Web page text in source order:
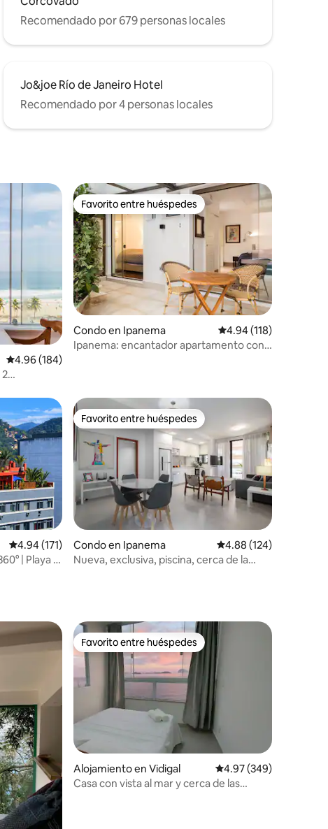
Recomendado por 679 personas locales
Jo&joe Río de Janeiro Hotel
Recomendado por 4 personas locales
Calificación promedio: 4.96 de 5, 184 reseñas
4.96 (184)
Favorito entre huéspedes
Favorito entre huéspedes
Condo en Ipanema Calificación promedio:
4.94 (118)
Ipanema: encantador apartamento con
Calificación promedio: 4.94 de 5, 171 reseñas
4.94 (171)
| Playa |
Favorito entre huéspedes
Favorito entre huéspedes
Condo en Ipanema Calificación promedio:
4.88 (124)
Nueva, exclusiva, piscina, cerca de la
Favorito entre huéspedes
Favorito entre huéspedes
Alojamiento en Vidigal Calificación promedio:
4.97 (349)
Casa con vista al mar y cerca de las